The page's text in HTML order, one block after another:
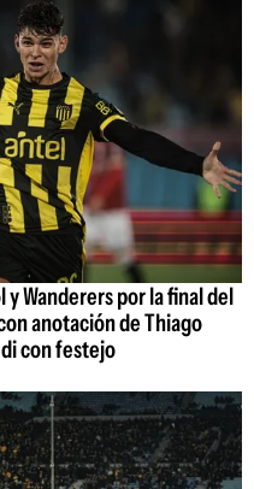
y Wanderers por la final del
anotación de Thiago
con festejo